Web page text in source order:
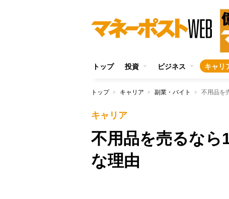
トップ 投資 ビジネス キャリ
トップ キャリア 副業・バイト 不用品を
キャリア
不用品を売るなら
な理由